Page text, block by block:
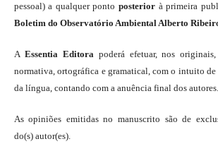
pessoal) a qualquer ponto posterior à primeira
Boletim do Observatório Ambiental Alberto
A Essentia Editorapoderá efetuar, nos originais,
normativa, ortográfica e gramatical, com o intuito de
da língua, contando com a anuência final dos autores.
As opiniões emitidas no manuscrito são de
do(s) autor(es).